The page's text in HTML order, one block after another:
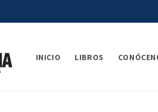
INICIO LIBROS